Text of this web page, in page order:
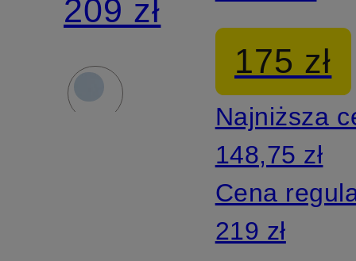
209 zł
175 zł
Najniższa
148,75 zł
Cena
219 zł